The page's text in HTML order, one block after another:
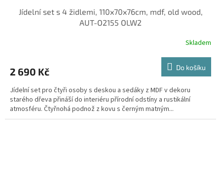
Jídelní set s 4 židlemi, 110x70x76cm, mdf, old wood,
AUT-O2155 OLW2
Skladem
2 690 Kč Do košíku
Jídelní set pro čtyři osoby s deskou a sedáky z MDF v dekoru
starého dřeva přináší do interiéru přírodní odstíny a rustikální
atmosféru. Čtyřnohá podnož z kovu s černým matným...